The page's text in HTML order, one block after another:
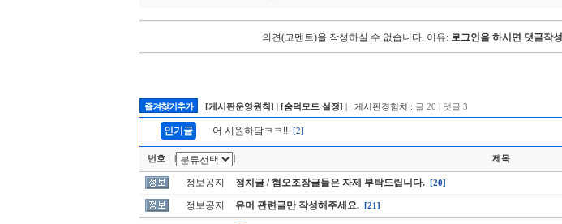
의견(코멘트)을 작성하실 수 없습니다. 이유: 로그인을 하시면 댓글작
즐겨찾기추가 [게시판운영원칙] | [숨덕모드 설정] | 게시판경험치 : 글 20 | 댓글 3
인기글 어 시원하닼ㅋㅋ!! [2]
번호 제목
정보공지 정치글 / 혐오조장글들은 자제 부탁드립니다. [20]
정보공지 유머 관련글만 작성해주세요. [21]